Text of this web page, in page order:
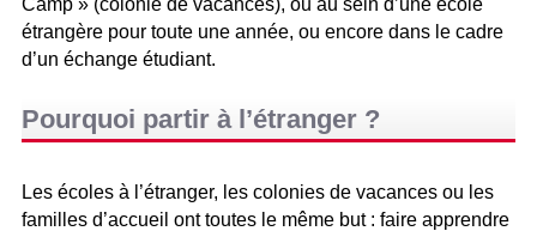
étrangère pour toute une année, ou encore dans le cadre
d’un échange étudiant.
Pourquoi partir à l’étranger ?
Les écoles à l’étranger, les colonies de vacances ou les
familles d’accueil ont toutes le même but : faire apprendre